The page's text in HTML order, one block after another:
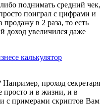
поднимать средний чек,
поиграл с цифрами и
в 2 раза, то есть
доход увеличился даже
проход секретаря
просто и в жизни, и в
с примерами скриптов Вам